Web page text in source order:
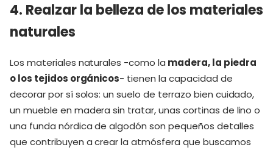
4. Realzar la belleza de los materiales
naturales
Los materiales naturales -como la madera, la piedra
o los tejidos orgánicos- tienen la capacidad de
decorar por sí solos: un suelo de terrazo bien cuidado,
un mueble en madera sin tratar, unas cortinas de lino o
una funda nórdica de algodón son pequeños detalles
que contribuyen a crear la atmósfera que buscamos